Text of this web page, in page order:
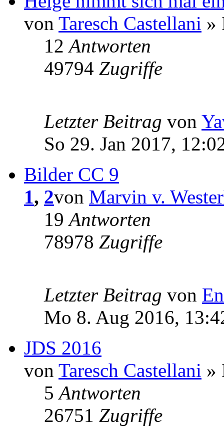
von Taresch Castellani »
12Antworten
49794 Zugriffe
Letzter Beitrag von
So 29. Jan 2017,
Bilder CC 9
1, 2von Marvin v.
19Antworten
78978 Zugriffe
Letzter Beitrag von
Mo 8. Aug 2016,
JDS 2016
von Taresch Castellani »
5Antworten
26751 Zugriffe